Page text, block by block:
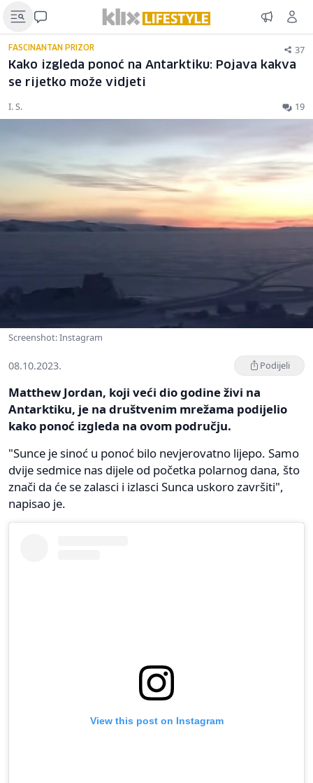
FASCINANTAN PRIZOR 37
Kako izgleda ponoć na Antarktiku: Pojava kakva
se rijetko može vidjeti
I. S. 19
Screenshot: Instagram
08.10.2023. Podijeli
Matthew Jordan, koji veći dio godine živi na
Antarktiku, je na društvenim mrežama podijelio
kako ponoć izgleda na ovom području.
"Sunce je sinoć u ponoć bilo nevjerovatno lijepo. Samo
dvije sedmice nas dijele od početka polarnog dana, što
znači da će se zalasci i izlasci Sunca uskoro završiti",
napisao je.
View this post on Instagram